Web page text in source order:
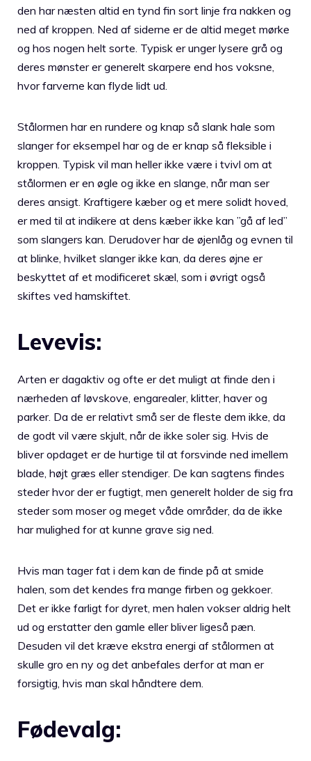
den har næsten altid en tynd fin sort linje fra nakken og
ned af kroppen. Ned af siderne er de altid meget mørke
og hos nogen helt sorte. Typisk er unger lysere grå og
deres mønster er generelt skarpere end hos voksne,
hvor farverne kan flyde lidt ud.
Stålormen har en rundere og knap så slank hale som
slanger for eksempel har og de er knap så fleksible i
kroppen. Typisk vil man heller ikke være i tvivl om at
stålormen er en øgle og ikke en slange, når man ser
deres ansigt. Kraftigere kæber og et mere solidt hoved,
er med til at indikere at dens kæber ikke kan ”gå af led”
som slangers kan. Derudover har de øjenlåg og evnen til
at blinke, hvilket slanger ikke kan, da deres øjne er
beskyttet af et modificeret skæl, som i øvrigt også
skiftes ved hamskiftet.
Levevis:
Arten er dagaktiv og ofte er det muligt at finde den i
nærheden af løvskove, engarealer, klitter, haver og
parker. Da de er relativt små ser de fleste dem ikke, da
de godt vil være skjult, når de ikke soler sig. Hvis de
bliver opdaget er de hurtige til at forsvinde ned imellem
blade, højt græs eller stendiger. De kan sagtens findes
steder hvor der er fugtigt, men generelt holder de sig fra
steder som moser og meget våde områder, da de ikke
har mulighed for at kunne grave sig ned.
Hvis man tager fat i dem kan de finde på at smide
halen, som det kendes fra mange firben og gekkoer.
Det er ikke farligt for dyret, men halen vokser aldrig helt
ud og erstatter den gamle eller bliver ligeså pæn.
Desuden vil det kræve ekstra energi af stålormen at
skulle gro en ny og det anbefales derfor at man er
forsigtig, hvis man skal håndtere dem.
Fødevalg: